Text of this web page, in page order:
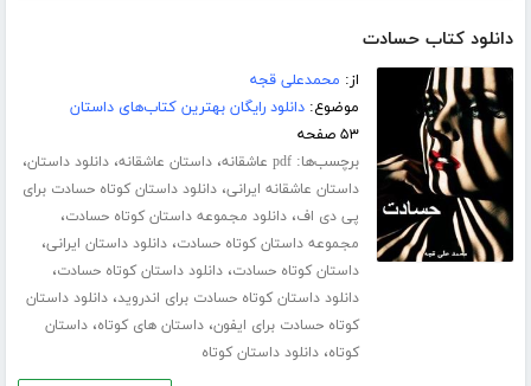
دانلود کتاب حسادت
از: محمدعلی قجه
موضوع:دانلود رایگان بهترین کتاب‌های داستان
۵۳ صفحه
برچسب‌ها:pdf عاشقانه ،داستان عاشقانه،دانلود داستان،
داستان عاشقانه ایرانی،دانلود داستان کوتاه حسادت برای
پی دی اف،دانلود مجموعه داستان کوتاه حسادت،
مجموعه داستان کوتاه حسادت،دانلود داستان ایرانی،
داستان کوتاه حسادت،دانلود داستان کوتاه حسادت،
دانلود داستان کوتاه حسادت برای اندروید،دانلود داستان
کوتاه حسادت برای ایفون،داستان های کوتاه،داستان
کوتاه،دانلود داستان کوتاه